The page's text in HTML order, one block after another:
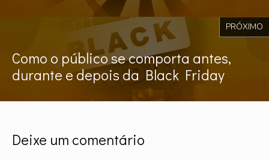
PRÓXIMO
Como o público se comporta antes,
durante e depois da Black Friday
Deixe um comentário